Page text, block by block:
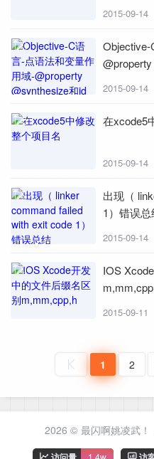
2015-09-14
2015-09-14
在xcode5
2015-09-14
出现（
1）错误总
2015-09-14
IOS
2015-09-11
1 2
2026 © 最闪啊姚凌武！
1.4w